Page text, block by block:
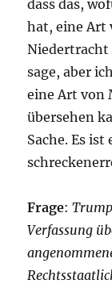
dass das,
hat, eine Art
Niedertracht
sage, aber
eine Art von
übersehen
Sache. Es
Frage:
Verfassung